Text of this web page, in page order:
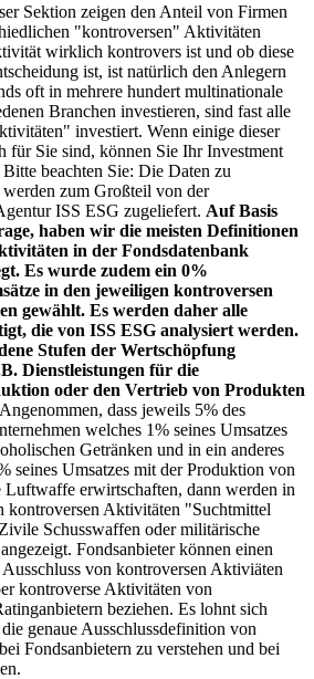
Sektion zeigen den Anteil von Firmen
"kontroversen" Aktivitäten
wirklich kontrovers ist und ob diese
ist, ist natürlich den Anlegern
oft in mehrere hundert multinationale
Branchen investieren, sind fast alle
investiert. Wenn einige dieser
für Sie sind, können Sie Ihr Investment
beachten Sie: Die Daten zu
zum Großteil von der
ISS ESG zugeliefert. Auf Basis
haben wir die meisten Definitionen
in der Fondsdatenbank
Es wurde zudem ein 0%
in den jeweiligen kontroversen
gewählt. Es werden daher alle
die von ISS ESG analysiert werden.
Stufen der Wertschöpfung
Dienstleistungen für die
oder den Vertrieb von Produkten
dass jeweils 5% des
welches 1% seines Umsatzes
Getränken und in ein anderes
seines Umsatzes mit der Produktion von
Luftwaffe erwirtschaften, dann werden in
kontroversen Aktivitäten "Suchtmittel
Schusswaffen oder militärische
Fondsanbieter können einen
von kontroversen Aktiviäten
kontroverse Aktivitäten von
beziehen. Es lohnt sich
genaue Ausschlussdefinition von
Fondsanbietern zu verstehen und bei